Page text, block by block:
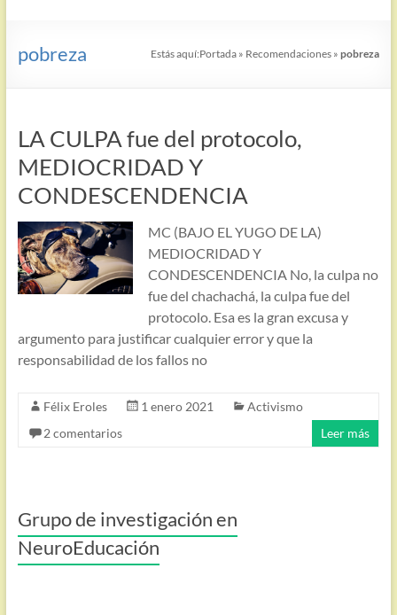
pobreza Estás aquí:Portada » Recomendaciones »pobreza
LA CULPA fue del protocolo,
MEDIOCRIDAD Y
CONDESCENDENCIA
MC (BAJO EL YUGO DE LA)
MEDIOCRIDAD Y
CONDESCENDENCIA No, la culpa no
fue del chachachá, la culpa fue del
protocolo. Esa es la gran excusa y
argumento para justificar cualquier error y que la
responsabilidad de los fallos no
Félix Eroles 1 enero 2021
Activismo
2 comentarios
Leer más
Grupo de investigación en
NeuroEducación